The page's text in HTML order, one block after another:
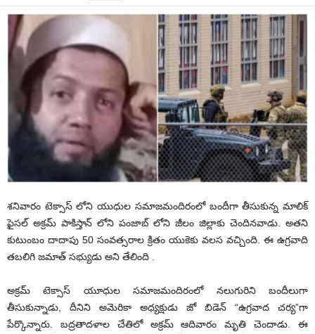
శనివారం టెక్సాస్ లోని యుధుల సమాజమందిరంలో బందీగా తీసుకున్న మాలిక్
ఫైసల్ అక్రమ్ పాకిస్తాన్ లోని పంజాబ్ లోని జీలం జిల్లాకు చెందినవాడు. అతని
కుటుంబం దాదాపు 50 సంవత్సరాల క్రితం యుకెకు వలస వచ్చింది. ఈ ఉగ్రవాది
తబలిగి జమాత్ సభ్యుడు అని తేలింది .
అక్రమ్ టెక్సాస్ యూధుల సమాజమందిరంలో నలుగురిని బందీలుగా
తీసుకున్నాడు, దీనిని అమెరికా అధ్యక్షుడు జో బిడెన్ “ఉగ్రవాద చర్య”గా
పేర్కొన్నారు. బద్రతాదళాల చేతిలో అక్రమ్ ఆదివారం మృతి చెందాడు. ఈ